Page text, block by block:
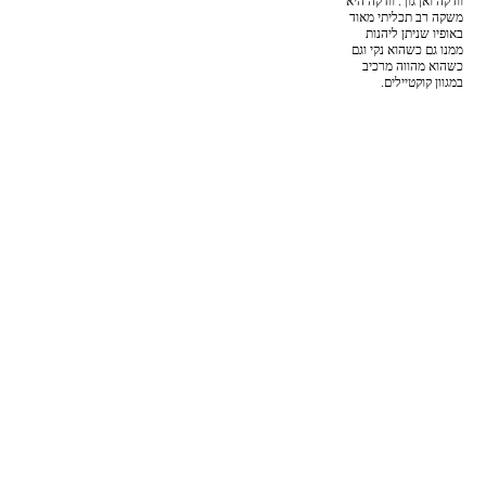
משקה רב תכליתי מאוד
באופיו שניתן ליהנות
ממנו גם כשהוא נקי וגם
כשהוא מהווה מרכיב
במגוון קוקטיילים.